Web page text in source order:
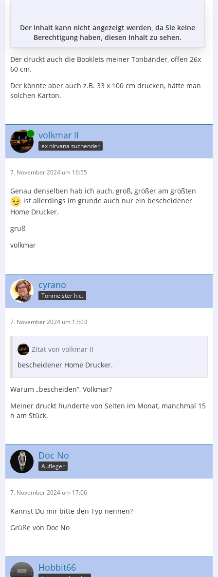
Der Inhalt kann nicht angezeigt werden, da Sie keine
Berechtigung haben, diesen Inhalt zu sehen.
Der druckt auch die Booklets meiner Tonbänder, offen 26x
60 cm.
Der könnte aber auch z.B. 33 x 100 cm drucken, hätte man
solchen Karton.
Online volkmar II
ex nirvana suchender
7. November 2024 um 16:55
Genau denselben hab ich auch, groß, größer am größten
ist allerdings im grunde auch nur ein bescheidener
Home Drucker.
gruß
volkmar
cyrano
Tonmeister h.c.
7. November 2024 um 17:03
Zitat von volkmar II
bescheidener Home Drucker.
Warum „bescheiden“, Volkmar?
Meiner druckt hunderte von Seiten im Monat, manchmal 15
h am Stück.
Doc No
Aufleger
7. November 2024 um 17:06
Kannst Du mir bitte den Typ nennen?
Grüße von Doc No
Hobbit66